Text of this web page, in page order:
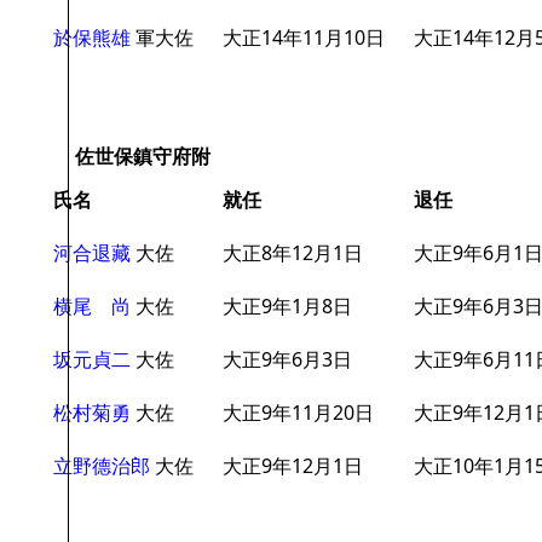
於保熊雄軍大佐 大正14年11月10日 大正14年12月
佐世保鎮守府附
氏名
就任
退任
河合退藏 大佐 大正8年12月1日
大正9年6月1日
横尾 尚 大佐 大正9年1月8日
大正9年6月3日
坂元貞二 大佐 大正9年6月3日
大正9年6月11
松村菊勇 大佐 大正9年11月20日
大正9年12月1
立野德治郎 大佐 大正9年12月1日 大正10年1月